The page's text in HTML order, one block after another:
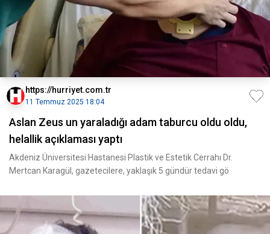
https://hurriyet.com.tr
11 Temmuz 2025 18:04
Aslan Zeus un yaraladığı adam taburcu oldu oldu,
helallik açıklaması yaptı
Akdeniz Üniversitesi Hastanesi Plastik ve Estetik Cerrahı Dr.
Mertcan Karagül, gazetecilere, yaklaşık 5 gündür tedavi gö